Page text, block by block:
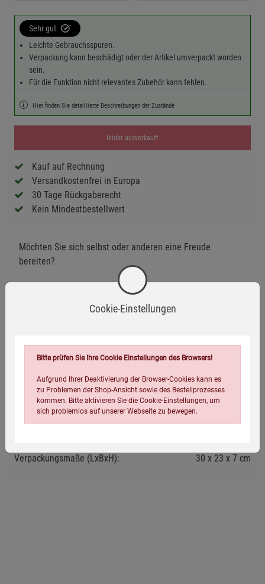
Sehr gut
Leichte Gebrauchsspuren.
Verpackung kann beschädigt oder der Artikel umverpackt worden
sein.
Für die Funktion nicht relevantes Zubehör kann fehlen.
Hier finden Sie detaillierte Beschreibungen der Zustände
leider ausverkauft
Kauf auf Rechnung
Versandkostenfrei in Europa
30 Tage Rückgaberecht
Kein Mindestbestellwert
Möchten Sie sich selbst oder anderen eine Freude
bereiten?
Dann ist unser Überraschungspaket, gefüllt mit Büchern
aus der Kategorie Enthüllungen, genau das Richtige für
Entdecken Sie eine vielfältige Auswahl von 3 bis 10
Mängelexemplaren zu einem attraktiven Sonderpreis!
Eigenschaften
Verpackungsmaße (LxBxH):
30 23 7 cm
Cookie-Einstellungen
Bitte prüfen Sie Ihre Cookie Einstellungen des Browsers!
Aufgrund Ihrer Deaktivierung der Browser-Cookies kann es
zu Problemen der Shop-Ansicht sowie des Bestellprozesses
kommen. Bitte aktivieren Sie die Cookie-Einstellungen, um
sich problemlos auf unserer Webseite zu bewegen.